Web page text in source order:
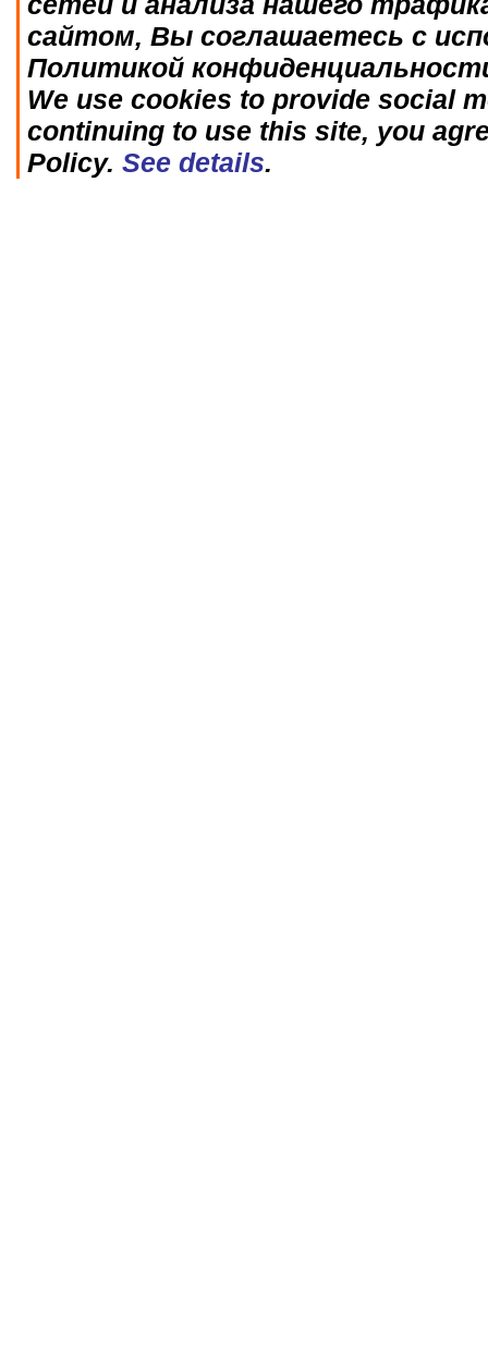
сайтом, Вы соглашаетесь с
Политикой
We use cookies to provide social
continuing to use this site, you
Policy. See details.